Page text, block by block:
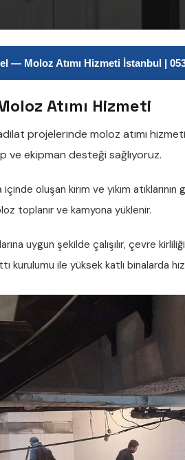
— Moloz Atımı Hizmeti İstanbul |
Atımı Hizmeti
projelerinde moloz atımı
ve ekipman desteği sağlıyoruz.
oluşan kırım ve yıkım
toplanır ve kamyona yüklenir.
uygun şekilde çalışılır, çevre
kurulumu ile yüksek katlı binalarda